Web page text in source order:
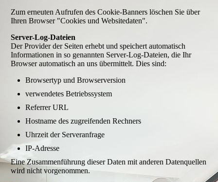
Zum erneuten Aufrufen des Cookie-Banners löschen Sie über
Ihren Browser "Cookies und Websitedaten".
Server-Log-Dateien
Der Provider der Seiten erhebt und speichert automatisch
Informationen in so genannten Server-Log-Dateien, die Ihr
Browser automatisch an uns übermittelt. Dies sind:
Browsertyp und Browserversion
verwendetes Betriebssystem
Referrer URL
Hostname des zugreifenden Rechners
Uhrzeit der Serveranfrage
IP-Adresse
Eine Zusammenführung dieser Daten mit anderen Datenquellen
wird nicht vorgenommen.